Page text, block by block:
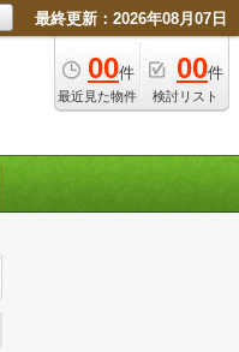
最終更新：2026年08月07日
00件
最近見た物件
00件
検討リスト